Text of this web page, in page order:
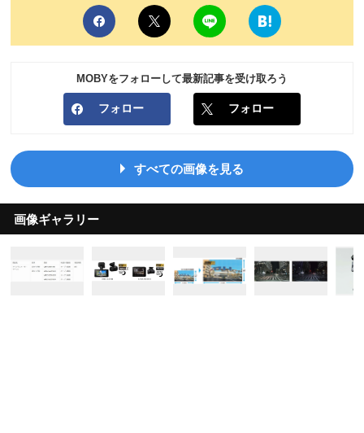
MOBYをフォローして最新記事を受け取ろう
フォロー フォロー
すべての画像を見る
画像ギャラリー